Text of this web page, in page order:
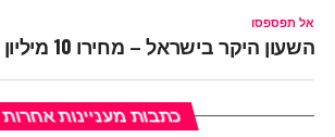
אל תפספסו
השעון היקר בישראל – מחירו 10 מיליון ש"ח
כתבות מעניינות אחרות